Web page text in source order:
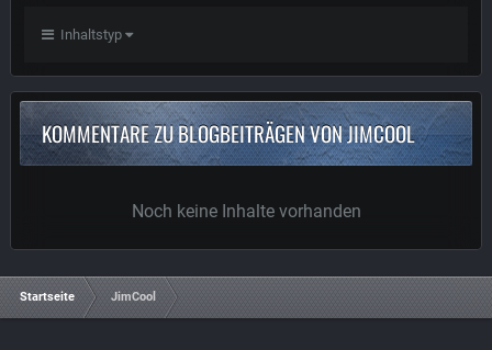
Inhaltstyp
KOMMENTARE ZU BLOGBEITRÄGEN VON JIMCOOL
Noch keine Inhalte vorhanden
Startseite JimCool